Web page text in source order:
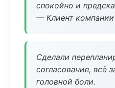
спокойно и
— Клиент компании
Сделали
согласование, всё
головной боли.